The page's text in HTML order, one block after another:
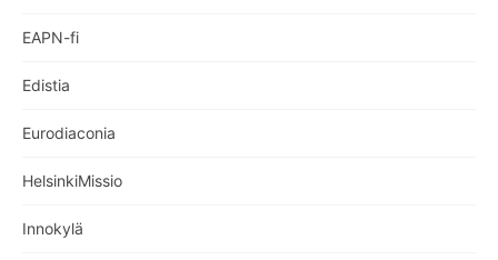
EAPN-fi
Edistia
Eurodiaconia
HelsinkiMissio
Innokylä